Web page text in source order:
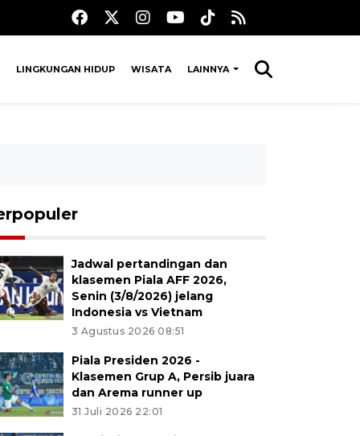
LINGKUNGAN HIDUP WISATA LAINNYA
Jadwal pertandingan dan
klasemen Piala AFF 2026,
Senin (3/8/2026) jelang
Indonesia vs Vietnam
3 Agustus 2026 08:51
Piala Presiden 2026 -
Klasemen Grup A, Persib juara
dan Arema runner up
31 Juli 2026 22:01